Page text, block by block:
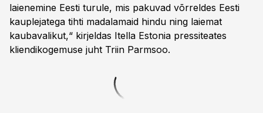
laienemine Eesti turule, mis pakuvad võrreldes Eesti
kauplejatega tihti madalamaid hindu ning laiemat
kaubavalikut,“ kirjeldas Itella Estonia pressiteates
kliendikogemuse juht Triin Parmsoo.